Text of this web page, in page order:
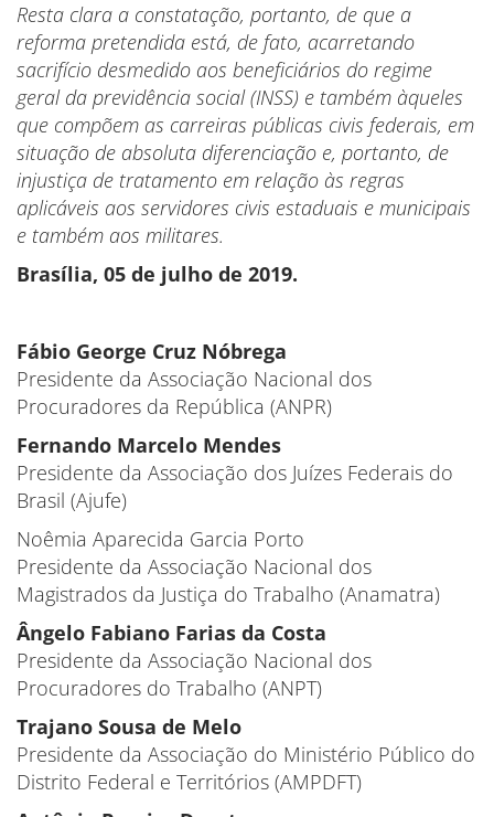
Resta clara a constatação, portanto, de que a
reforma pretendida está, de fato, acarretando
sacrifício desmedido aos beneficiários do regime
geral da previdência social (INSS) e também àqueles
que compõem as carreiras públicas civis federais, em
situação de absoluta diferenciação e, portanto, de
injustiça de tratamento em relação às regras
aplicáveis aos servidores civis estaduais e municipais
e também aos militares.
Brasília, 05 de julho de 2019.
Fábio George Cruz Nóbrega
Presidente da Associação Nacional dos
Procuradores da República (ANPR)
Fernando Marcelo Mendes
Presidente da Associação dos Juízes Federais do
Brasil (Ajufe)
Noêmia Aparecida Garcia Porto
Presidente da Associação Nacional dos
Magistrados da Justiça do Trabalho (Anamatra)
Ângelo Fabiano Farias da Costa
Presidente da Associação Nacional dos
Procuradores do Trabalho (ANPT)
Trajano Sousa de Melo
Presidente da Associação do Ministério Público do
Distrito Federal e Territórios (AMPDFT)